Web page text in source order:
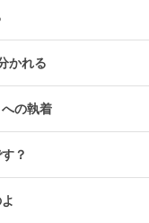
かれる
への執着
？